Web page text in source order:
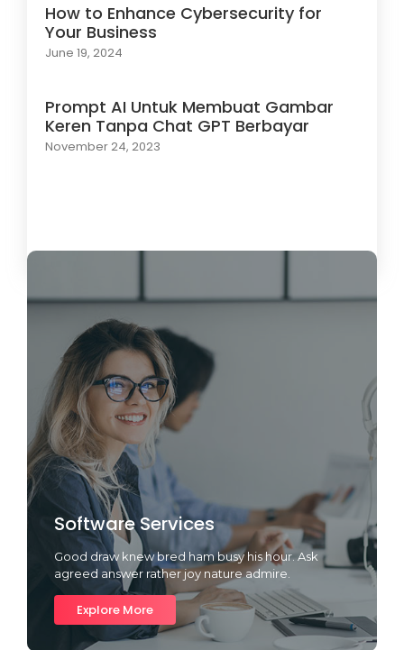
How to Enhance Cybersecurity for
Your Business
June 19, 2024
Prompt AI Untuk Membuat Gambar
Keren Tanpa Chat GPT Berbayar
November 24, 2023
Software Services
Good draw knew bred ham busy his hour. Ask
agreed answer rather joy nature admire.
Explore More